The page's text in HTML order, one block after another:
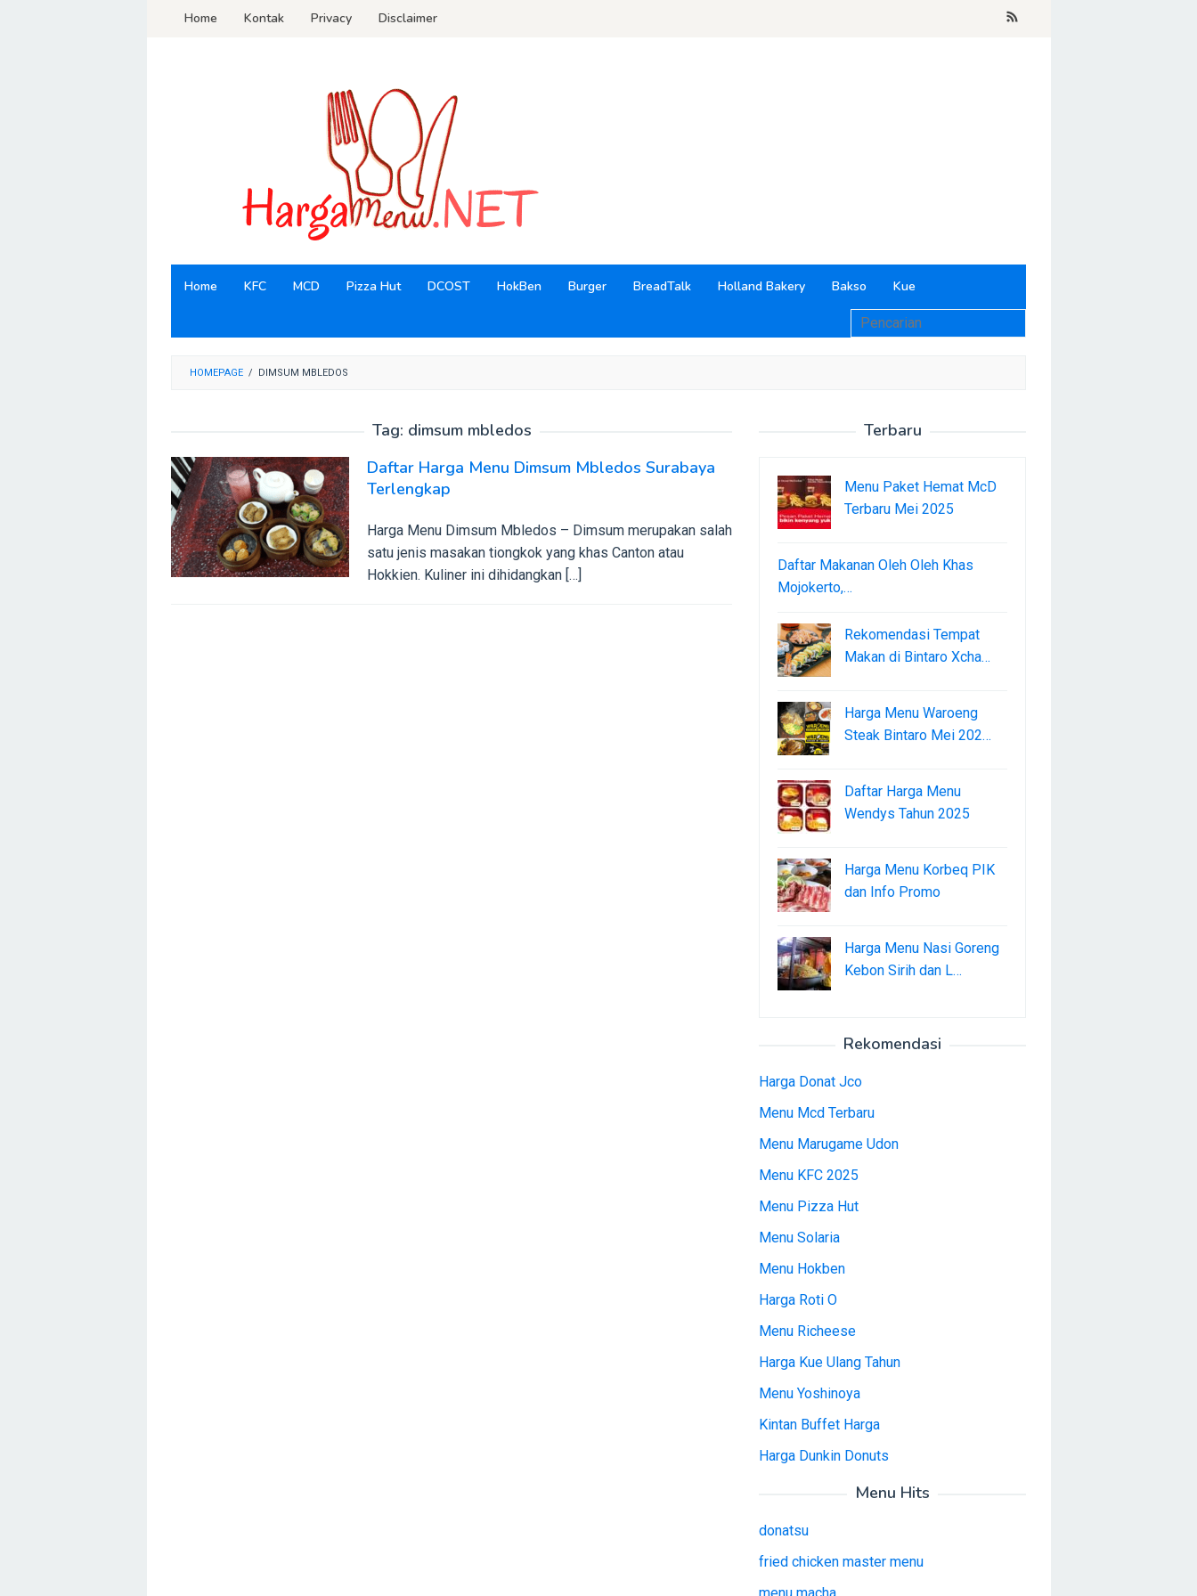
LoncatHome Kontak Privacy Disclaimer
Home KFC MCD Pizza Hut DCOST HokBen Burger BreadTalk Holland Bakery Bakso Kue
HOMEPAGE / DIMSUM MBLEDOS
Tag: dimsum mbledos
Daftar Harga Menu Dimsum Mbledos Surabaya
Terlengkap
Harga Menu Dimsum Mbledos – Dimsum merupakan salah
satu jenis masakan tiongkok yang khas Canton atau
Hokkien. Kuliner ini dihidangkan […]
Terbaru
Menu Paket Hemat McD
Terbaru Mei 2025
Daftar Makanan Oleh Oleh Khas
Mojokerto,…
Rekomendasi Tempat
Makan di Bintaro Xcha…
Harga Menu Waroeng
Steak Bintaro Mei 202…
Daftar Harga Menu
Wendys Tahun 2025
Harga Menu Korbeq PIK
dan Info Promo
Harga Menu Nasi Goreng
Kebon Sirih dan L…
Rekomendasi
Harga Donat Jco
Menu Mcd Terbaru
Menu Marugame Udon
Menu KFC 2025
Menu Pizza Hut
Menu Solaria
Menu Hokben
Harga Roti O
Menu Richeese
Harga Kue Ulang Tahun
Menu Yoshinoya
Kintan Buffet Harga
Harga Dunkin Donuts
Menu Hits
donatsu
fried chicken master menu